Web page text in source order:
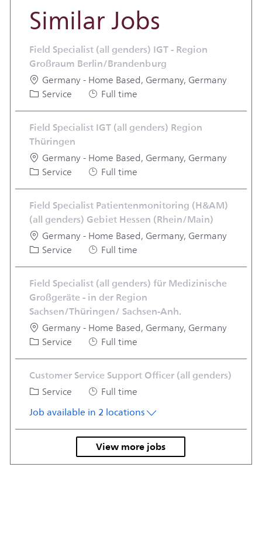
Similar Jobs
Field Specialist (all genders) IGT - Region
Großraum Berlin/Brandenburg
Location
Germany - Home Based, Germany, Germany
Category
Service Job Type
Full time
Field Specialist IGT (all genders) Region
Thüringen
Location
Germany - Home Based, Germany, Germany
Category
Service Job Type
Full time
Field Specialist Patientenmonitoring (H&AM)
(all genders) Gebiet Hessen (Rhein/Main)
Location
Germany - Home Based, Germany, Germany
Category
Service Job Type
Full time
Field Specialist (all genders) für Medizinische
Großgeräte - in der Region
Sachsen/Thüringen/ Sachsen-Anh.
Location
Germany - Home Based, Germany, Germany
Category
Service Job Type
Full time
Customer Service Support Officer (all genders)
Category
Service Job Type
Full time
Job available in 2 locations
View more jobs